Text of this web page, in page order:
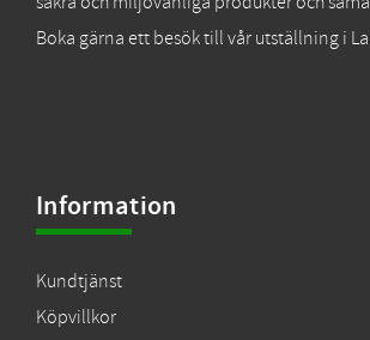
Boka gärna ett besök till vår utställning i
Information
Kundtjänst
Köpvillkor